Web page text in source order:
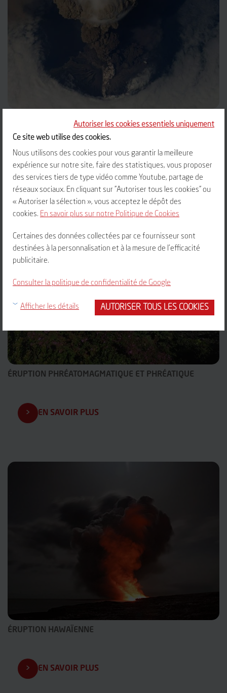
Autoriser les cookies essentiels uniquement
Ce site web utilise des cookies.
Nous utilisons des cookies pour vous garantir la meilleure
expérience sur notre site, faire des statistiques, vous proposer
des services tiers de type vidéo comme Youtube, partage de
réseaux sociaux. En cliquant sur "Autoriser tous les cookies" ou
« Autoriser la sélection », vous acceptez le dépôt des
cookies. En savoir plus sur notre Politique de Cookies
Certaines des données collectées par ce fournisseur sont
destinées à la personnalisation et à la mesure de l'efficacité
publicitaire.
Consulter la politique de confidentialité de Google
AUTORISER TOUS LES COOKIES
Afficher les détails
ÉRUPTION VULCANIENNE
EN SAVOIR PLUS
ÉRUPTION PHRÉATOMAGMATIQUE ET PHRÉATIQUE
EN SAVOIR PLUS
ÉRUPTION HAWAÏENNE
EN SAVOIR PLUS